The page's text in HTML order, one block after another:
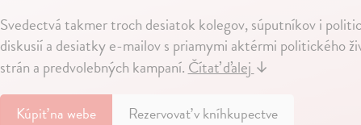
Svedectvá takmer troch desiatok kolegov, súputníkov i
diskusií a desiatky e-mailov s priamymi aktérmi politického
strán a predvolebných kampaní.Čítať ďalej↓
Kúpiťna webe Rezervovať v kníhkupectve